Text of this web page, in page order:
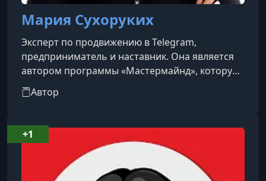
Мария Сухоруких
Эксперт по продвижению в Telegram,
предприниматель и наставник. Она является
автором программы «Мастермайнд», которую
прошли более 240 участников из более чем 40
различных ниш, достигая среднего дохода в
Мария владела маркетинговым агентством и
оптовой компанией, а также окончила бизнес-
школу «Сколково». Она активно делится своим
опытом и знаниями через различные
Автор
+1